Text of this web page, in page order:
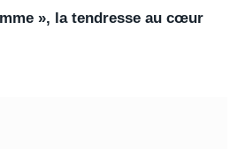
», la tendresse au cœur